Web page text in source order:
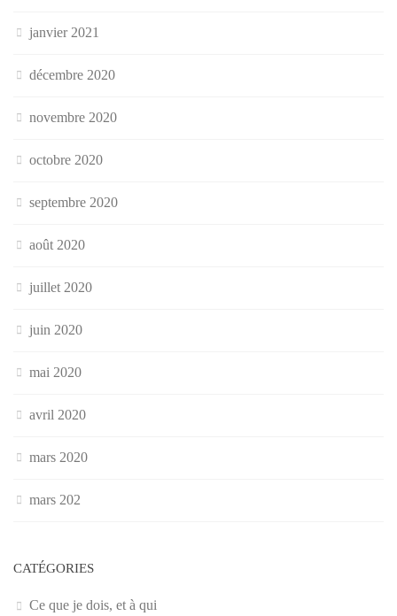
janvier 2021
décembre 2020
novembre 2020
octobre 2020
septembre 2020
août 2020
juillet 2020
juin 2020
mai 2020
avril 2020
mars 2020
mars 202
CATÉGORIES
Ce que je dois, et à qui